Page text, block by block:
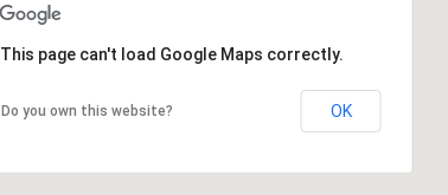
This page can't load Google Maps correctly.
Do you own this website? OK